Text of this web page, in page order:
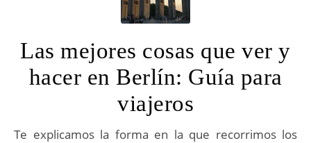
Las mejores cosas que ver y
hacer en Berlín: Guía para
viajeros
Te explicamos la forma en la que recorrimos los